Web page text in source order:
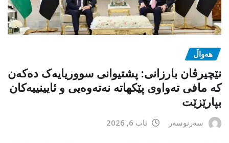
هەواڵ
نێچیرڤان بارزانی: پشتیوانی سووریایەک دەکەن
کە مافی تەواوی پێکهاتە نەتەوەیی و ئایینییەکان
بپارێزێت
سەرنوسەر ئاب 6, 2026